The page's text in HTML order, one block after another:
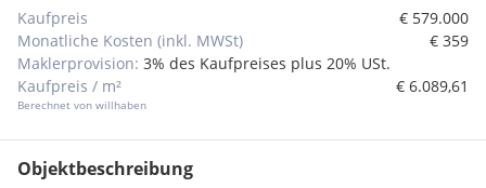
Kaufpreis
€ 579.000
Monatliche Kosten (inkl. MWSt)
€ 359
Maklerprovision: 3% des Kaufpreises plus 20% USt.
Kaufpreis / m²
Berechnet von willhaben
€ 6.089,61
Objektbeschreibung